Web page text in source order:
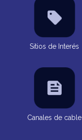
Sitios de Interés
Canales de cable